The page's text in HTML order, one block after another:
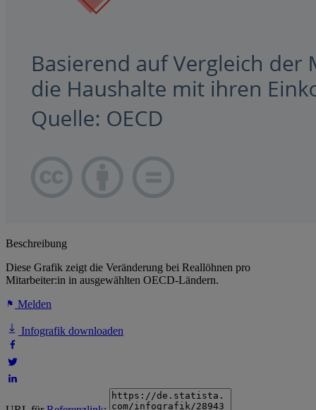
Beschreibung
Diese Grafik zeigt die Veränderung bei Reallöhnen pro
Mitarbeiter:in in ausgewählten OECD-Ländern.
Melden
Infografik downloaden